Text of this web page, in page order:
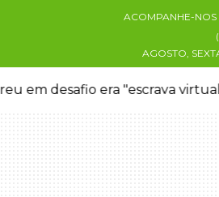
ACOMPANHE-NOS
AGOSTO,
em desafio era "escrava